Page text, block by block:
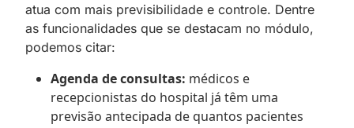
atua com mais previsibilidade e controle. Dentre
as funcionalidades que se destacam no módulo,
podemos citar:
Agenda de consultas: médicos e
recepcionistas do hospital já têm uma
previsão antecipada de quantos pacientes